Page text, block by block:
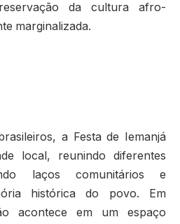
da cultura afro-
marginalizada.
a Festa de Iemanjá
local, reunindo diferentes
laços comunitários e
histórica do povo. Em
acontece em um espaço